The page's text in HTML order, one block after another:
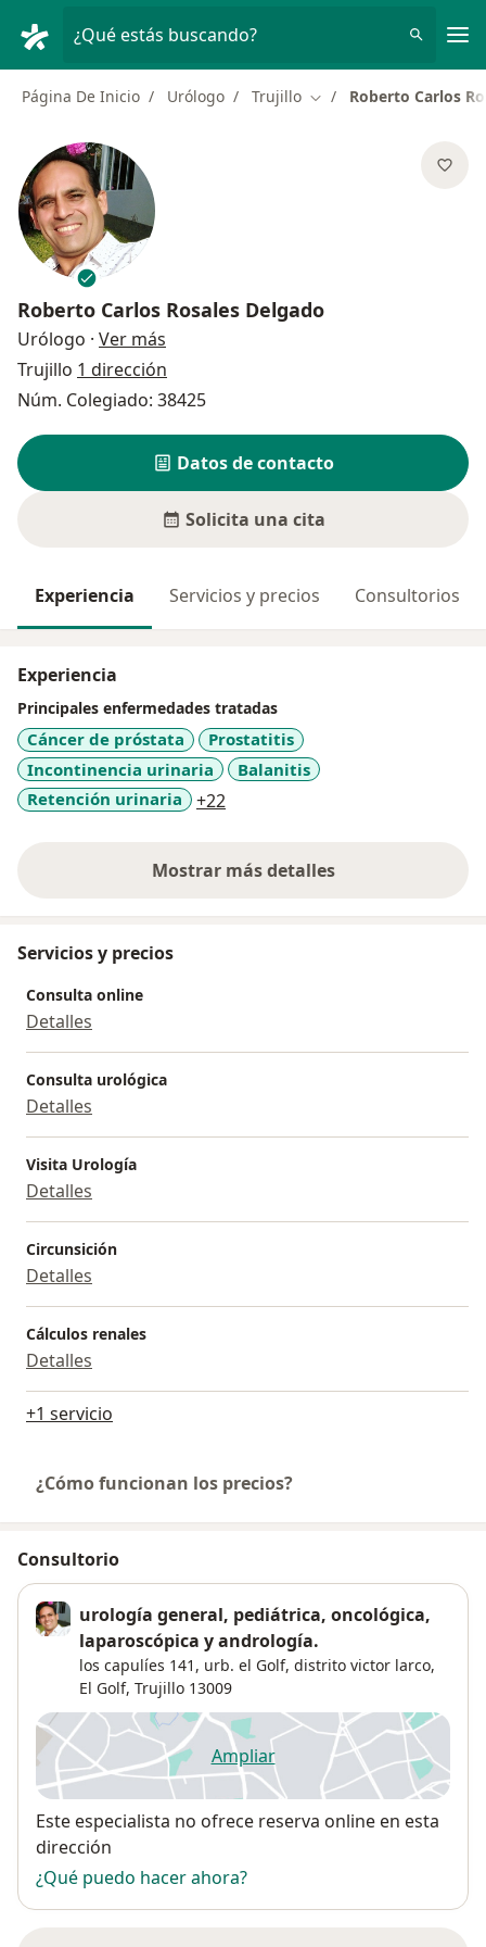
¿Qué estás buscando?
Página De Inicio Urólogo Trujillo Cambiar de ciudad
Roberto Carlos
Roberto Carlos Rosales Delgado
Urólogo · Ver más
Trujillo 1 dirección
Núm. Colegiado: 38425
Datos de contacto
Solicita una cita
Experiencia Servicios y precios Consultorios
Experiencia
Principales enfermedades tratadas
Cáncer de próstata
Prostatitis
Incontinencia urinaria
Balanitis
Retención urinaria
+22
Mostrar más detalles
sobre la experiencia
Servicios y precios
Consulta online
Detalles
Consulta urológica
Detalles
Visita Urología
Detalles
Circunsición
Detalles
Cálculos renales
Detalles
+1 servicio
¿Cómo funcionan los precios?
Consultorio
urología general, pediátrica, oncológica,
laparoscópica y andrología.
los capulíes 141, urb. el Golf, distrito victor larco,
El Golf, Trujillo 13009
Ampliarse abre en una nueva
Disponibilidad
Este especialista no ofrece reserva online en esta
dirección
¿Qué puedo hacer ahora?